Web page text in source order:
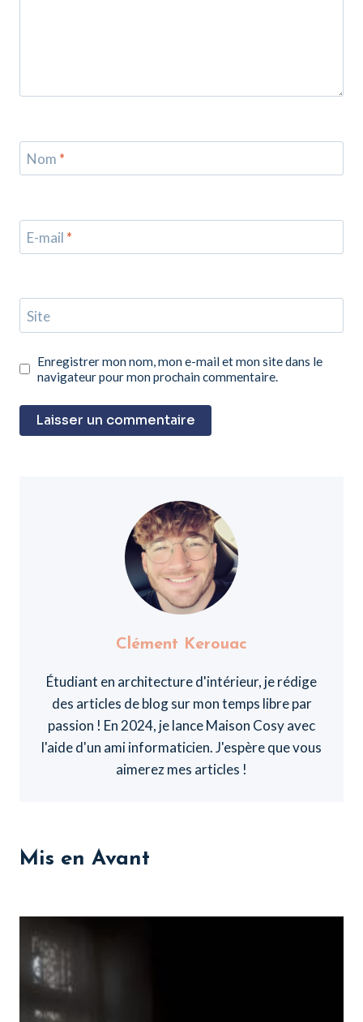
Nom *
E-mail *
Site
Enregistrer mon nom, mon e-mail et mon site dans le
navigateur pour mon prochain commentaire.
Clément Kerouac
Étudiant en architecture d'intérieur, je rédige
des articles de blog sur mon temps libre par
passion ! En 2024, je lance Maison Cosy avec
l'aide d'un ami informaticien. J'espère que vous
aimerez mes articles !
Mis en Avant